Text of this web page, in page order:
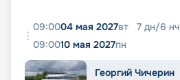
09:0004 мая 2027вт 7 дн/6 нч
09:0010 мая 2027пн
Георгий Чичерин